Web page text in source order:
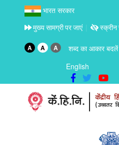
भारत सरकार
मुख्य सामग्री पर जाएं स्क्रीन
A A A शब्द का आकार बदलें
English